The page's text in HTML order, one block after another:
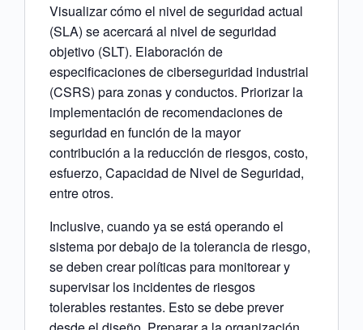
Visualizar cómo el nivel de seguridad actual
(SLA) se acercará al nivel de seguridad
objetivo (SLT). Elaboración de
especificaciones de ciberseguridad industrial
(CSRS) para zonas y conductos. Priorizar la
implementación de recomendaciones de
seguridad en función de la mayor
contribución a la reducción de riesgos, costo,
esfuerzo, Capacidad de Nivel de Seguridad,
entre otros.
Inclusive, cuando ya se está operando el
sistema por debajo de la tolerancia de riesgo,
se deben crear políticas para monitorear y
supervisar los incidentes de riesgos
tolerables restantes. Esto se debe prever